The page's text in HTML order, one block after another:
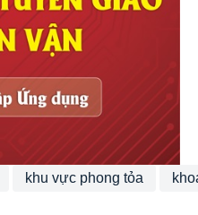
khu vực phong tỏa